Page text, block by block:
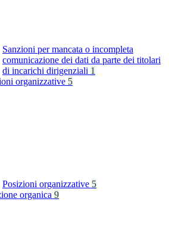
Sanzioni per mancata o incompleta
comunicazione dei dati da parte dei titolari
di incarichi dirigenziali 1
organizzative 5
Posizioni organizzative 5
organica 9